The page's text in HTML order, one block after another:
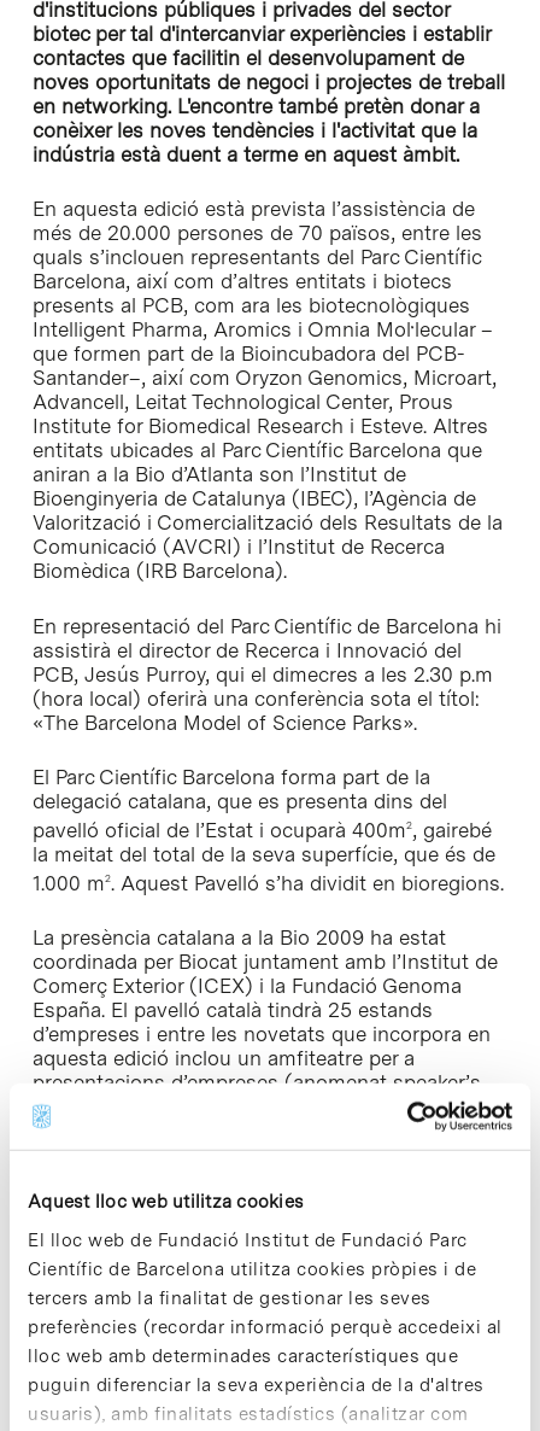
Aquest lloc web utilitza cookies
El lloc web de Fundació Institut de Fundació Parc
Científic de Barcelona utilitza cookies pròpies i de
tercers amb la finalitat de gestionar les seves
preferències (recordar informació perquè accedeixi al
lloc web amb determinades característiques que
puguin diferenciar la seva experiència de la d'altres
usuaris), amb finalitats estadístics (analitzar com
d'institucions públiques i privades del sector
biotec per tal d'intercanviar experiències i establir
contactes que facilitin el desenvolupament de
noves oportunitats de negoci i projectes de treball
en networking. L'encontre també pretèn donar a
conèixer les noves tendències i l'activitat que la
indústria està duent a terme en aquest àmbit.
En aquesta edició està prevista l’assistència de
més de 20.000 persones de 70 països, entre les
quals s’inclouen representants del Parc Científic
Barcelona, així com d’altres entitats i biotecs
presents al PCB, com ara les biotecnològiques
Intelligent Pharma, Aromics i Omnia Mol·lecular –
que formen part de la Bioincubadora del PCB-
Santander–, així com Oryzon Genomics, Microart,
Advancell, Leitat Technological Center, Prous
Institute for Biomedical Research i Esteve. Altres
entitats ubicades al Parc Científic Barcelona que
aniran a la Bio d’Atlanta son l’Institut de
Bioenginyeria de Catalunya (IBEC), l’Agència de
Valorització i Comercialització dels Resultats de la
Comunicació (AVCRI) i l’Institut de Recerca
Biomèdica (IRB Barcelona).
En representació del Parc Científic de Barcelona hi
assistirà el director de Recerca i Innovació del
PCB, Jesús Purroy, qui el dimecres a les 2.30 p.m
(hora local) oferirà una conferència sota el títol:
«The Barcelona Model of Science Parks».
El Parc Científic Barcelona forma part de la
delegació catalana, que es presenta dins del
pavelló oficial de l’Estat i ocuparà 400m2, gairebé
la meitat del total de la seva superfície, que és de
1.000 m2. Aquest Pavelló s’ha dividit en bioregions.
La presència catalana a la Bio 2009 ha estat
coordinada per Biocat juntament amb l’Institut de
Comerç Exterior (ICEX) i la Fundació Genoma
España. El pavelló català tindrà 25 estands
d’empreses i entre les novetats que incorpora en
aquesta edició inclou un amfiteatre per a
presentacions d’empreses (anomenat speaker’s
corner
), que estarà a disposició de tota la
delegació estatal amb l’objectiu de facilitar la
presentació de serveis o resultats dels projectes
Per a més informació
Share Share